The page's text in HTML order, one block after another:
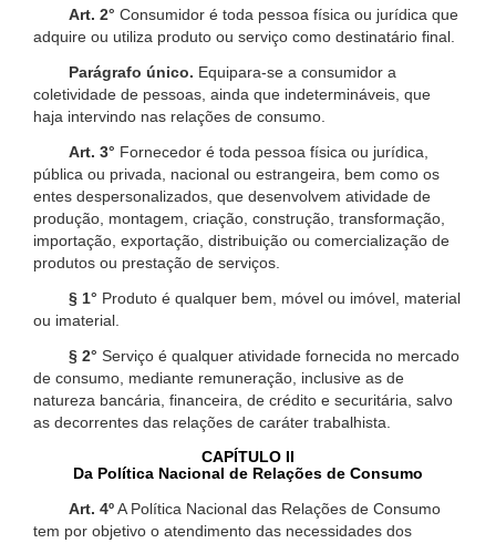
Art. 2° Consumidor é toda pessoa física ou jurídica que
adquire ou utiliza produto ou serviço como destinatário final.
Parágrafo único. Equipara-se a consumidor a
coletividade de pessoas, ainda que indetermináveis, que
haja intervindo nas relações de consumo.
Art. 3° Fornecedor é toda pessoa física ou jurídica,
pública ou privada, nacional ou estrangeira, bem como os
entes despersonalizados, que desenvolvem atividade de
produção, montagem, criação, construção, transformação,
importação, exportação, distribuição ou comercialização de
produtos ou prestação de serviços.
§ 1° Produto é qualquer bem, móvel ou imóvel, material
ou imaterial.
§ 2° Serviço é qualquer atividade fornecida no mercado
de consumo, mediante remuneração, inclusive as de
natureza bancária, financeira, de crédito e securitária, salvo
as decorrentes das relações de caráter trabalhista.
CAPÍTULO II
Da Política Nacional de Relações de Consumo
Art. 4ºA Política Nacional das Relações de Consumo
tem por objetivo o atendimento das necessidades dos